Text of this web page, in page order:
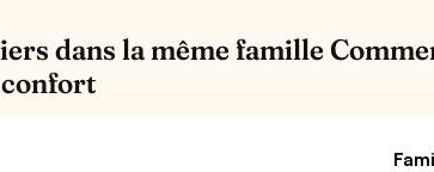
dans la même famille